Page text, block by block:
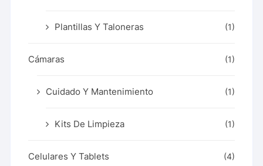
Plantillas Y Taloneras (1)
Cámaras (1)
Cuidado Y Mantenimiento (1)
Kits De Limpieza (1)
Celulares Y Tablets (4)